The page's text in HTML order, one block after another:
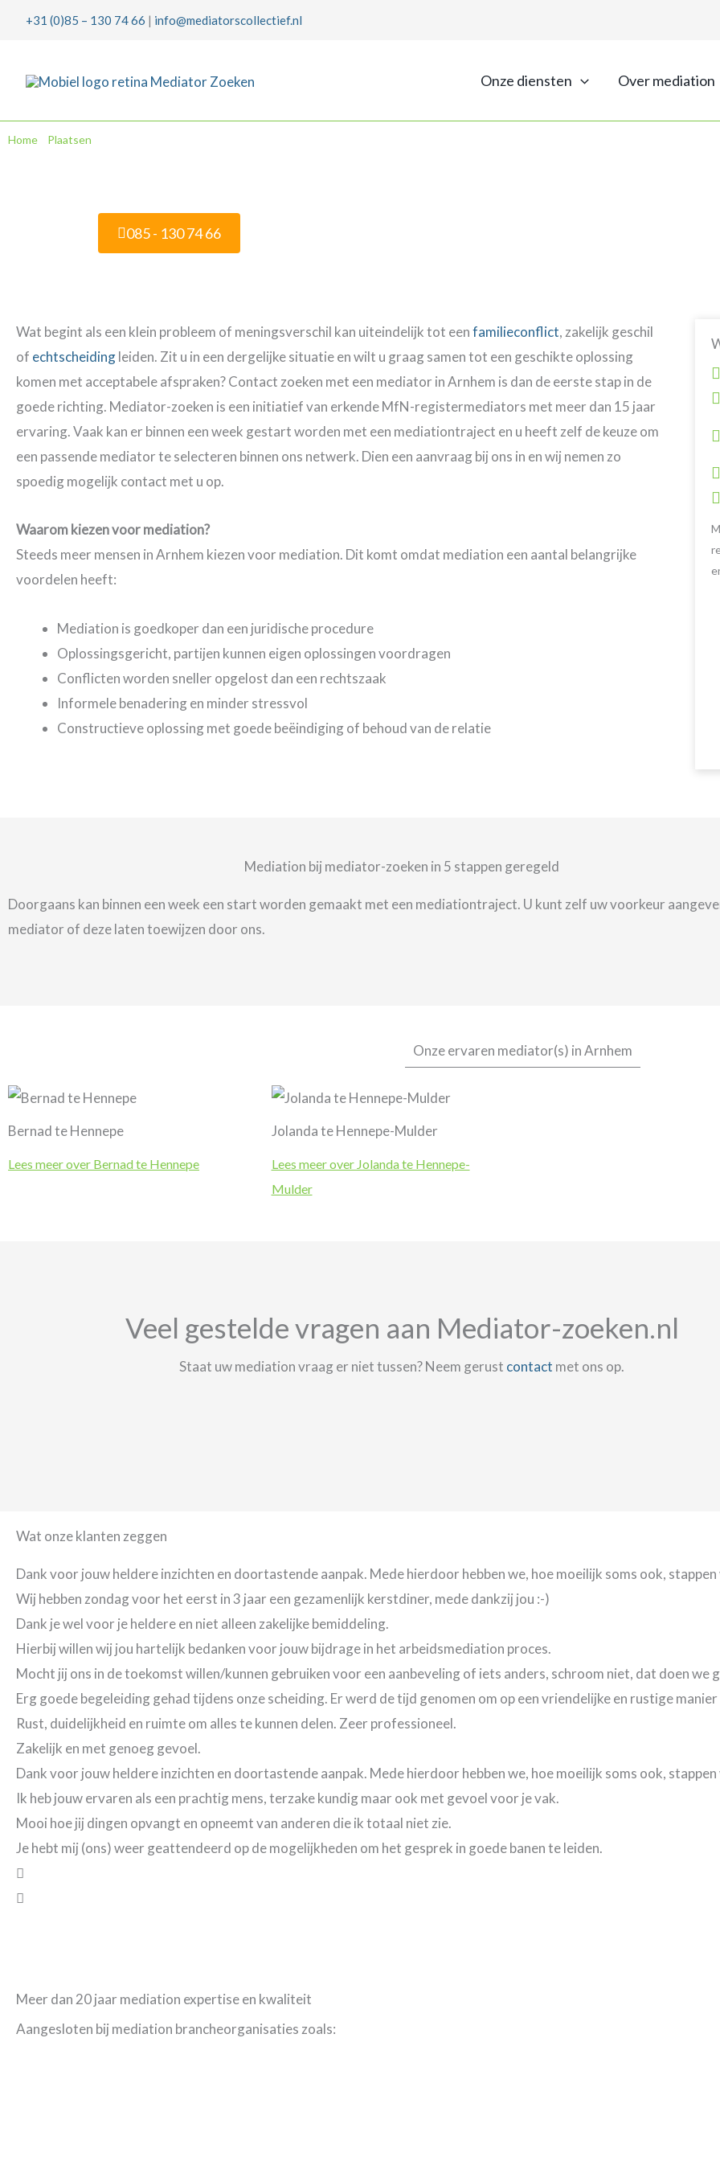
inhoud
+31 (0)85 – 130 74 66 | info@mediatorscollectief.nl
Onze diensten Over mediation
Home Plaatsen
085 - 130 74 66
Wat begint als een klein probleem of meningsverschil kan uiteindelijk tot eenfamilieconflict, zakelijk geschil
of echtscheidingleiden. Zit u in een dergelijke situatie en wilt u graag samen tot een geschikte oplossing
komen met acceptabele afspraken? Contact zoeken met een mediator in Arnhem is dan de eerste stap in de
goede richting. Mediator-zoeken is een initiatief van erkende MfN-registermediators met meer dan 15 jaar
ervaring. Vaak kan er binnen een week gestart worden met een mediationtraject en u heeft zelf de keuze om
een passende mediator te selecteren binnen ons netwerk. Dien een aanvraag bij ons in en wij nemen zo
spoedig mogelijk contact met u op.
Waarom kiezen voor mediation?
Steeds meer mensen in Arnhem kiezen voor mediation. Dit komt omdat mediation een aantal belangrijke
voordelen heeft:
Mediation is goedkoper dan een juridische procedure
Oplossingsgericht, partijen kunnen eigen oplossingen voordragen
Conflicten worden sneller opgelost dan een rechtszaak
Informele benadering en minder stressvol
Constructieve oplossing met goede beëindiging of behoud van de relatie
Mediation bij mediator-zoeken in 5 stappen geregeld
Doorgaans kan binnen een week een start worden gemaakt met een mediationtraject. U kunt zelf uw voorkeur
mediator of deze laten toewijzen door ons.
Onze ervaren mediator(s) in Arnhem
Bernad te Hennepe
Lees meer over Bernad te Hennepe
Jolanda te Hennepe-Mulder
Lees meer over Jolanda te Hennepe-
Mulder
Veel gestelde vragen aan Mediator-zoeken.nl
Staat uw mediation vraag er niet tussen? Neem gerust contact met ons op.
Wat onze klanten zeggen
Dank voor jouw heldere inzichten en doortastende aanpak. Mede hierdoor hebben we, hoe moeilijk soms ook,
Wij hebben zondag voor het eerst in 3 jaar een gezamenlijk kerstdiner, mede dankzij jou :-)
Dank je wel voor je heldere en niet alleen zakelijke bemiddeling.
Hierbij willen wij jou hartelijk bedanken voor jouw bijdrage in het arbeidsmediation proces.
Mocht jij ons in de toekomst willen/kunnen gebruiken voor een aanbeveling of iets anders, schroom niet, dat doen we
Erg goede begeleiding gehad tijdens onze scheiding. Er werd de tijd genomen om op een vriendelijke en rustige
Rust, duidelijkheid en ruimte om alles te kunnen delen. Zeer professioneel.
Zakelijk en met genoeg gevoel.
Dank voor jouw heldere inzichten en doortastende aanpak. Mede hierdoor hebben we, hoe moeilijk soms ook,
Ik heb jouw ervaren als een prachtig mens, terzake kundig maar ook met gevoel voor je vak.
Mooi hoe jij dingen opvangt en opneemt van anderen die ik totaal niet zie.
Je hebt mij (ons) weer geattendeerd op de mogelijkheden om het gesprek in goede banen te leiden.
Meer dan 20 jaar mediation expertise en kwaliteit
Aangesloten bij mediation brancheorganisaties zoals: